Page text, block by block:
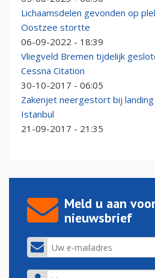
Lichaamsdelen gevonden op
Oostzee stortte
06-09-2022 - 18:39
Vliegveld Bremen tijdelijk
Cessna Citation
30-10-2017 - 06:05
Zakenjet neergestort bij
Istanbul
21-09-2017 - 21:35
Meld u aan
nieuwsbrief